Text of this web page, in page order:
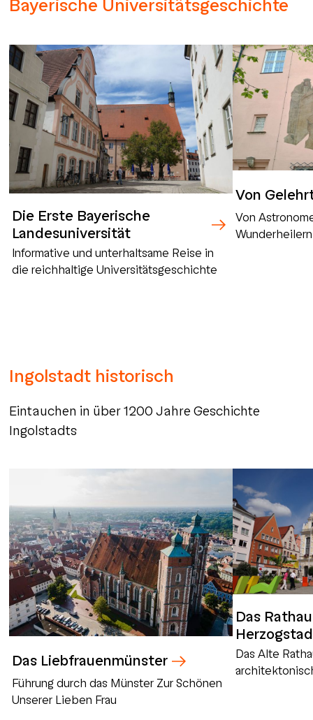
Bayerische Universitätsgeschichte
Die Erste Bayerische
Landesuniversität
Informative und unterhaltsame Reise in
die reichhaltige Universitätsgeschichte
Von
Von
Wunderheilern
Ingolstadt historisch
Eintauchen in über 1200 Jahre Geschichte
Ingolstadts
Das Liebfrauenmünster
Führung durch das Münster Zur Schönen
Unserer Lieben Frau
Das
Das Alte